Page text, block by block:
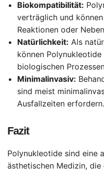
Biokompatibilität:
verträglich und
Reaktionen oder
Natürlichkeit: Als
können
biologischen
Minimalinvasiv:
sind meist
Ausfallzeiten erfordern.
Fazit
Polynukleotide sind eine
ästhetischen Medizin,